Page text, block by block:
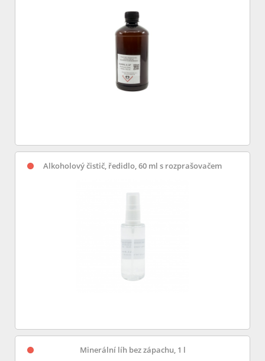
Alkoholový čistič, ředidlo, 60 ml s rozprašovačem
Minerální líh bez zápachu, 1 l